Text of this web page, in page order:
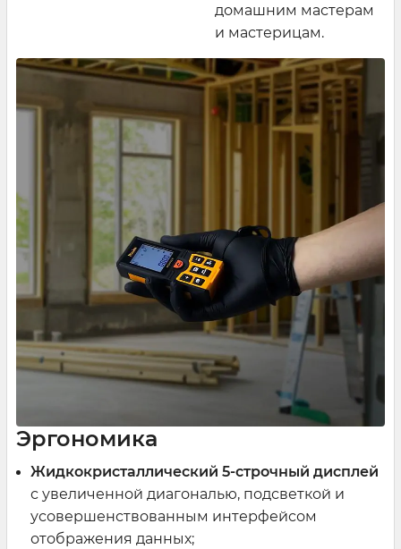
домашним мастерам
и мастерицам.
Эргономика
Жидкокристаллический 5-строчный дисплей
с увеличенной диагональю, подсветкой и
усовершенствованным интерфейсом
отображения данных;